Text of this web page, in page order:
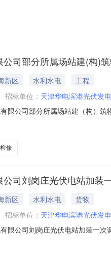
：万德建设集团有限公司天津第
司部分所属场站建(构)
新区 水利水电
工程
招标单位： 天津华电滨港光伏发
限公司部分所属场站建（构）
：亿佳源建设有限公司七、采
路检修9%
修
司刘岗庄光伏电站加装
新区 水利水电
货物
招标单位： 天津华电滨港光伏发
限公司刘岗庄光伏电站加装一
06-0817:00八、开工时间